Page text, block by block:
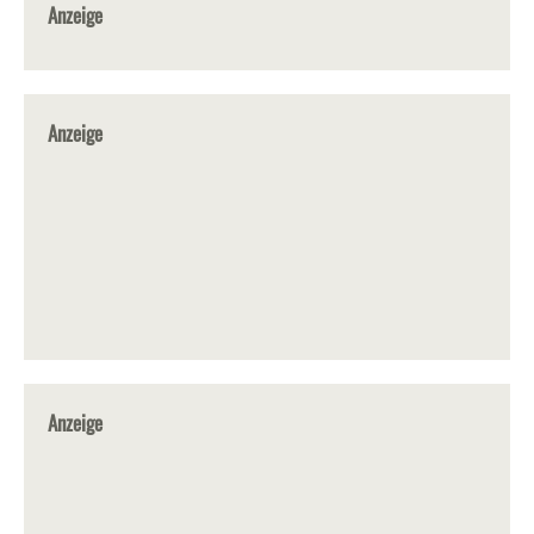
Anzeige
Anzeige
Anzeige